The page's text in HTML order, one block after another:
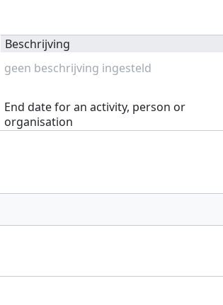
Beschrijving
geen beschrijving ingesteld
End date for an activity, person or
organisation